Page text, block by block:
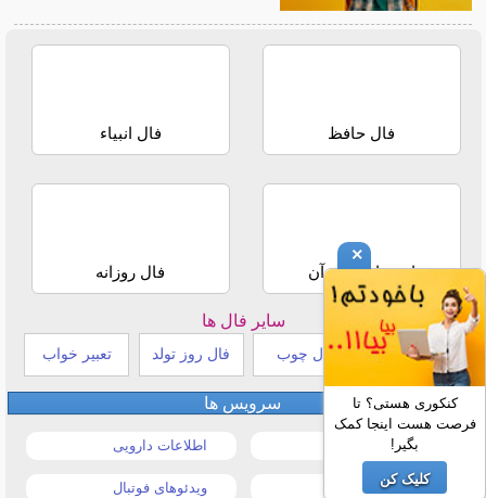
فال حافظ فال انبیاء
استخاره با قرآن فال روزانه
سایر فال ها
طالع بینی هندی فال چوب فال روز تولد تعبیر خواب
سرویس ها
قیمت خودرو اطلاعات دارویی
قیمت طلا و سکه ویدئوهای فوتبال
×
کنکوری هستی؟ تا
فرصت هست اینجا کمک
بگیر!
کلیک کن